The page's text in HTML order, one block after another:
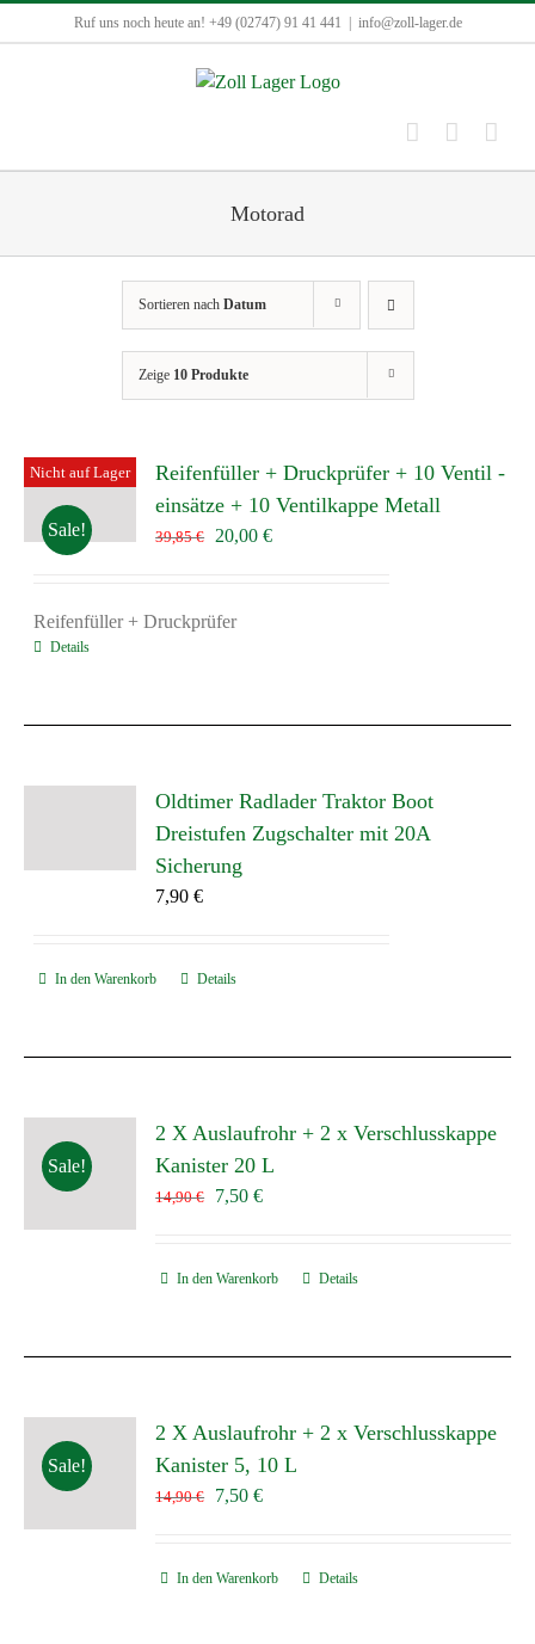
Inhalt
Ruf uns noch heute an! +49 (02747) 91 41 441 info@zoll-lager.de
Motorad
Sortieren nach Datum
Zeige 10 Produkte
Nicht auf Lager
Sale!
Reifenfüller + Druckprüfer + 10 Ventil -
einsätze + 10 Ventilkappe Metall
39,85€
Ursprünglicher
39,85 €
20,00€Aktueller
Reifenfüller + Druckprüfer
Details
Oldtimer Radlader Traktor Boot
Dreistufen Zugschalter mit 20A
Sicherung
7,90€
In den Warenkorb Details
Sale!
2 X Auslaufrohr + 2 x Verschlusskappe
Kanister 20 L
14,90€
Ursprünglicher
14,90 €
7,50€Aktueller
7,50 €.
In den Warenkorb Details
Sale!
2 X Auslaufrohr + 2 x Verschlusskappe
Kanister 5, 10 L
14,90€
Ursprünglicher
14,90 €
7,50€Aktueller
7,50 €.
In den Warenkorb Details